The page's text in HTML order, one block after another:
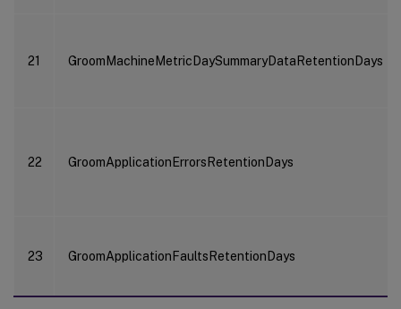
21 GroomMachineMetricDaySummaryDataRetentionDays
22 GroomApplicationErrorsRetentionDays
23 GroomApplicationFaultsRetentionDays